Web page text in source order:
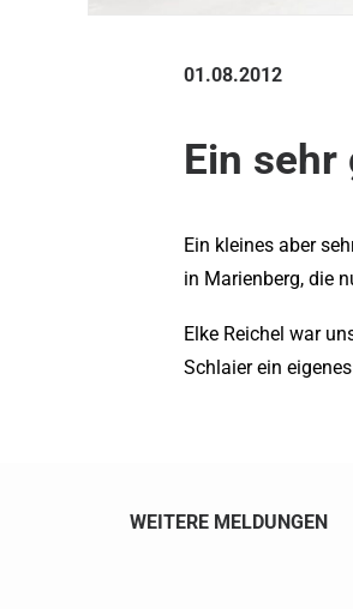
01.08.2012
Ein sehr
Ein kleines aber
in Marienberg, die
Elke Reichel war
Schlaier ein
WEITERE MELDUNGEN